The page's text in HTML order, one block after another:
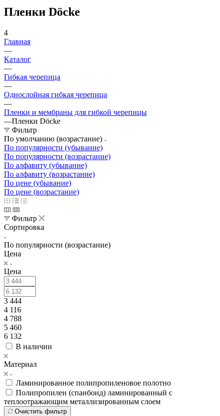
Пленки Döcke
4
Главная
—
Каталог
—
Гибкая черепица
—
Однослойная гибкая черепица
—
Пленки и мембраны для гибкой черепицы
—Пленки Döcke
Фильтр
По умолчанию (возрастание)
По популярности (убывание)
По популярности (возрастание)
По алфавиту (убывание)
По алфавиту (возрастание)
По цене (убывание)
По цене (возрастание)
Фильтр
Сортировка
По популярности (возрастание)
Цена
Цена
3 444
4 116
4 788
5 460
6 132
В наличии
Материал
Ламинированное полипропиленовое полотно
Полипропилен (спанбонд) ламинированный с
теплоотражающим металлизированным слоем
Очистить фильтр